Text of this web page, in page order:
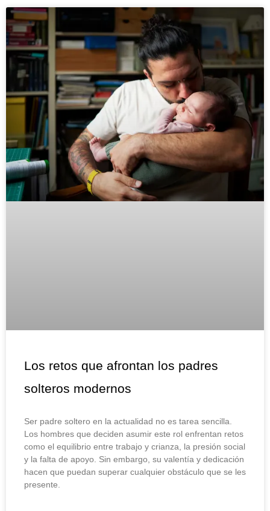
Los retos que afrontan los padres
solteros modernos
Ser padre soltero en la actualidad no es tarea sencilla.
Los hombres que deciden asumir este rol enfrentan retos
como el equilibrio entre trabajo y crianza, la presión social
y la falta de apoyo. Sin embargo, su valentía y dedicación
hacen que puedan superar cualquier obstáculo que se les
presente.